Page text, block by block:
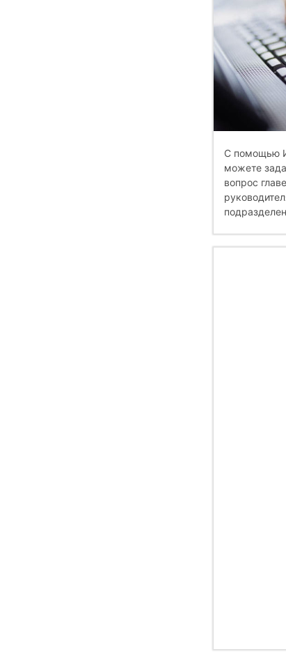
С помощью
можете
вопрос